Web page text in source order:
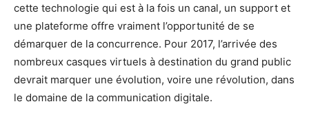
cette technologie qui est à la fois un canal, un support et
une plateforme offre vraiment l’opportunité de se
démarquer de la concurrence. Pour 2017, l’arrivée des
nombreux casques virtuels à destination du grand public
devrait marquer une évolution, voire une révolution, dans
le domaine de la communication digitale.